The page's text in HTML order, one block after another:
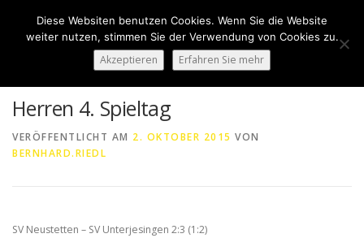
springen
NEWS SPONSORING
Herren 4. Spieltag
VERÖFFENTLICHT AM 2. OKTOBER 2015 VON
BERNHARD.RIEDL
SV Neustetten – SV Unterjesingen 2:3 (1:2)
Diese Websiten benutzen Cookies. Wenn Sie die Website
weiter nutzen, stimmen Sie der Verwendung von Cookies zu.
Akzeptieren Erfahren Sie mehr